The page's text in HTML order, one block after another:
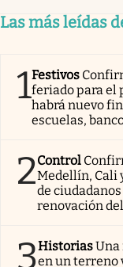
Las más leídas
1Festivos
feriado para el
habrá nuevo
escuelas,
2Control
Medellín, Cali
de
renovación
3HistoriasUna
en un terreno